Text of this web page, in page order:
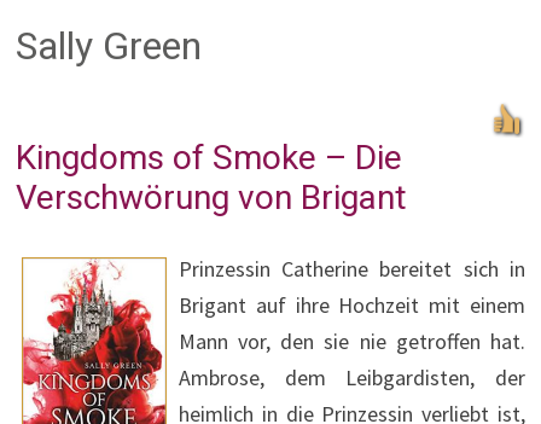
Sally Green
Kingdoms of Smoke – Die
Verschwörung von Brigant
Prinzessin Catherine bereitet sich in
Brigant auf ihre Hochzeit mit einem
Mann vor, den sie nie getroffen hat.
Ambrose, dem Leibgardisten, der
heimlich in die Prinzessin verliebt ist,